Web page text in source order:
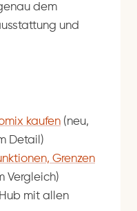
dem
und
kaufen (neu,
Detail)
Grenzen
Vergleich)
mit allen